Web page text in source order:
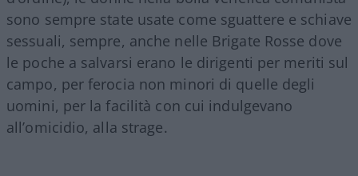
sono sempre state usate come sguattere e schiave
sessuali, sempre, anche nelle Brigate Rosse dove
le poche a salvarsi erano le dirigenti per meriti sul
campo, per ferocia non minori di quelle degli
uomini, per la facilità con cui indulgevano
all’omicidio, alla strage.